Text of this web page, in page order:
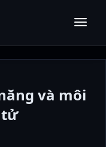
menu
và môi